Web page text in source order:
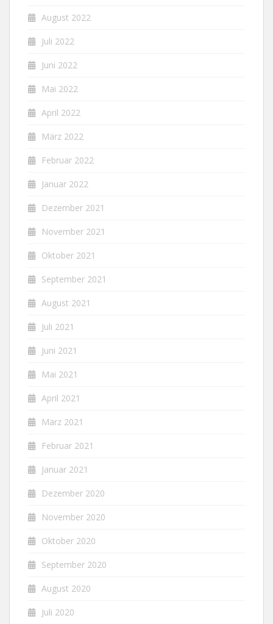
August 2022
Juli 2022
Juni 2022
Mai 2022
April 2022
März 2022
Februar 2022
Januar 2022
Dezember 2021
November 2021
Oktober 2021
September 2021
August 2021
Juli 2021
Juni 2021
Mai 2021
April 2021
März 2021
Februar 2021
Januar 2021
Dezember 2020
November 2020
Oktober 2020
September 2020
August 2020
Juli 2020